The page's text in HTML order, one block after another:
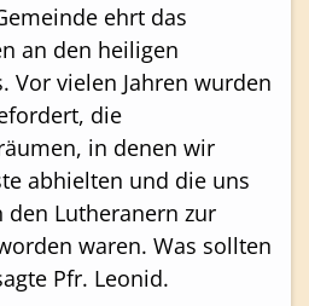
ehrt das
an den heiligen
Vor vielen Jahren wurden
die
in denen wir
abhielten und die uns
Lutheranern zur
waren. Was sollten
Pfr. Leonid.